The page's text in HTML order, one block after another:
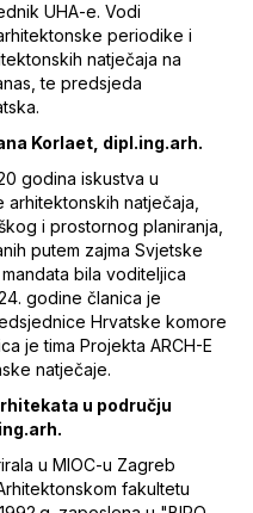
UHA-e. Vodi
periodike i
natječaja na
te predsjeda
Korlaet, dipl.ing.arh.
godina iskustva u
natječaja,
i prostornog planiranja,
putem zajma Svjetske
bila voditeljica
godine članica je
Hrvatske komore
je tima Projekta ARCH-E
natječaje.
u području
u MIOC-u Zagreb
fakultetu